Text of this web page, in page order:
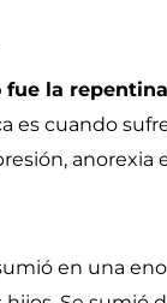
la
es cuando
anorexia
en una